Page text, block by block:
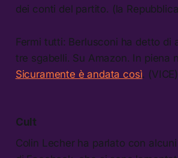
dei conti del partito. (la
Fermi tutti: Berlusconi ha detto di
tre sgabelli. Su Amazon. In piena
Sicuramente è andata così. (VICE)
Cult
Colin Lecher ha parlato con